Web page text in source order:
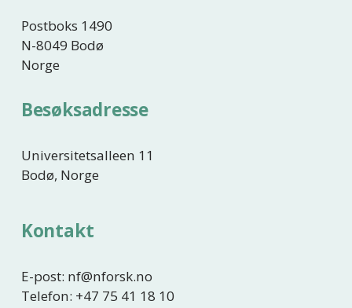
Postboks 1490
N-8049 Bodø
Norge
Besøksadresse
Universitetsalleen 11
Bodø, Norge
Kontakt
E-post: nf@nforsk.no
Telefon: +47 75 41 18 10